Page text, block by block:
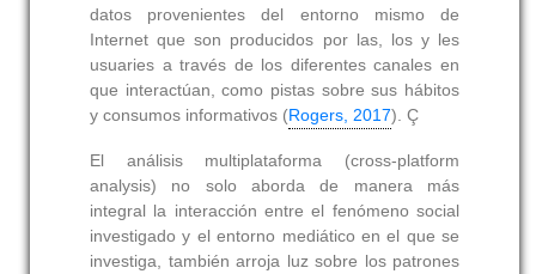
datos provenientes del entorno mismo de
Internet que son producidos por las, los y les
usuaries a través de los diferentes canales en
que interactúan, como pistas sobre sus hábitos
y consumos informativos (Rogers, 2017). Ç
El análisis multiplataforma (cross-platform
analysis) no solo aborda de manera más
integral la interacción entre el fenómeno social
investigado y el entorno mediático en el que se
investiga, también arroja luz sobre los patrones